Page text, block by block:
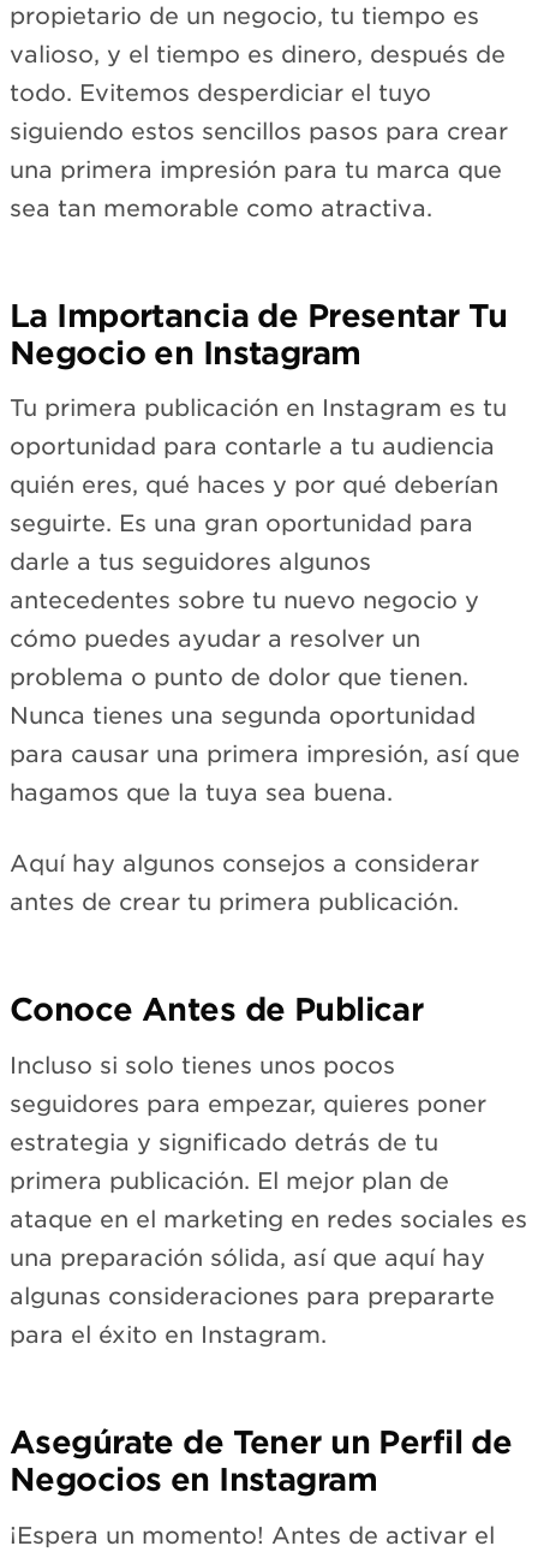
propietario de un negocio, tu tiempo es
valioso, y el tiempo es dinero, después de
todo. Evitemos desperdiciar el tuyo
siguiendo estos sencillos pasos para crear
una primera impresión para tu marca que
sea tan memorable como atractiva.
La Importancia de Presentar Tu
Negocio en Instagram
Tu primera publicación en Instagram es tu
oportunidad para contarle a tu audiencia
quién eres, qué haces y por qué deberían
seguirte. Es una gran oportunidad para
darle a tus seguidores algunos
antecedentes sobre tu nuevo negocio y
cómo puedes ayudar a resolver un
problema o punto de dolor que tienen.
Nunca tienes una segunda oportunidad
para causar una primera impresión, así que
hagamos que la tuya sea buena.
Aquí hay algunos consejos a considerar
antes de crear tu primera publicación.
Conoce Antes de Publicar
Incluso si solo tienes unos pocos
seguidores para empezar, quieres poner
estrategia y significado detrás de tu
primera publicación. El mejor plan de
ataque en el marketing en redes sociales es
una preparación sólida, así que aquí hay
algunas consideraciones para prepararte
para el éxito en Instagram.
Asegúrate de Tener un Perfil de
Negocios en Instagram
¡Espera un momento! Antes de activar el